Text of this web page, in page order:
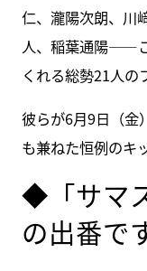
仁、瀧陽次朗、川
人、稲葉通陽――
くれる総勢21人の
彼らが6月9日（金
も兼ねた恒例のキ
◆「サマ
の出番で